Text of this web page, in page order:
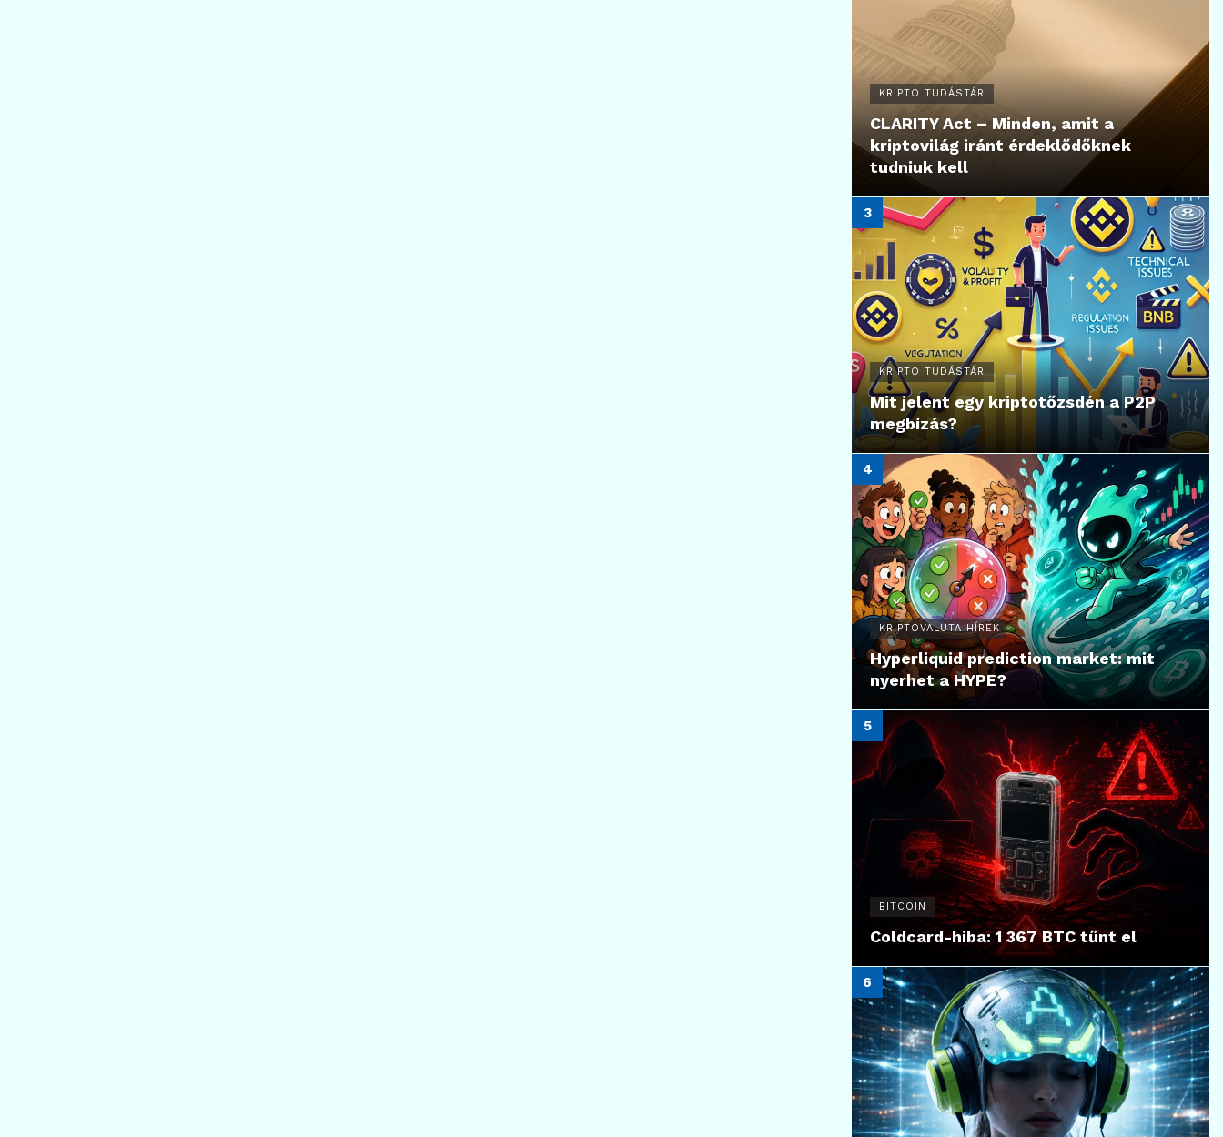
KRIPTO TUDÁSTÁR
CLARITY Act – Minden, amit a
kriptovilág iránt érdeklődőknek
tudniuk kell
KRIPTO TUDÁSTÁR
Mit jelent egy kriptotőzsdén a P2P
megbízás?
KRIPTOVALUTA HÍREK
Hyperliquid prediction market: mit
nyerhet a HYPE?
BITCOIN
Coldcard-hiba: 1 367 BTC tűnt el